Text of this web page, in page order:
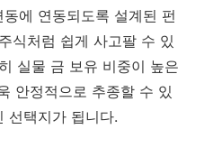
에 연동되도록 설계된 펀
식처럼 쉽게 사고팔 수 있
실물 금 보유 비중이 높은
안정적으로 추종할 수 있
선택지가 됩니다.